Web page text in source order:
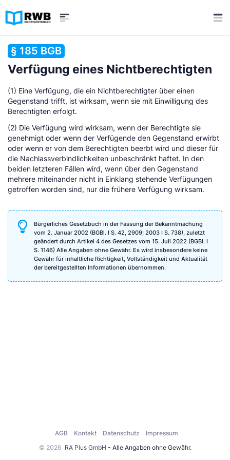
§ 185 BGB
Verfügung eines Nichtberechtigten
(1) Eine Verfügung, die ein Nichtberechtigter über einen
Gegenstand trifft, ist wirksam, wenn sie mit Einwilligung des
Berechtigten erfolgt.
(2) Die Verfügung wird wirksam, wenn der Berechtigte sie
genehmigt oder wenn der Verfügende den Gegenstand erwirbt
oder wenn er von dem Berechtigten beerbt wird und dieser für
die Nachlassverbindlichkeiten unbeschränkt haftet. In den
beiden letzteren Fällen wird, wenn über den Gegenstand
mehrere miteinander nicht in Einklang stehende Verfügungen
getroffen worden sind, nur die frühere Verfügung wirksam.
Bürgerliches Gesetzbuch in der Fassung der Bekanntmachung
vom 2. Januar 2002 (BGBl. I S. 42, 2909; 2003 I S. 738), zuletzt
geändert durch Artikel 4 des Gesetzes vom 15. Juli 2022 (BGBl. I
S. 1146) Alle Angaben ohne Gewähr. Es wird insbesondere keine
Gewähr für inhaltliche Richtigkeit, Vollständigkeit und Aktualität
der bereitgestellten Informationen übernommen.
© 2026 RA Plus GmbH - Alle Angaben ohne Gewähr.
AGB Kontakt Datenschutz Impressum